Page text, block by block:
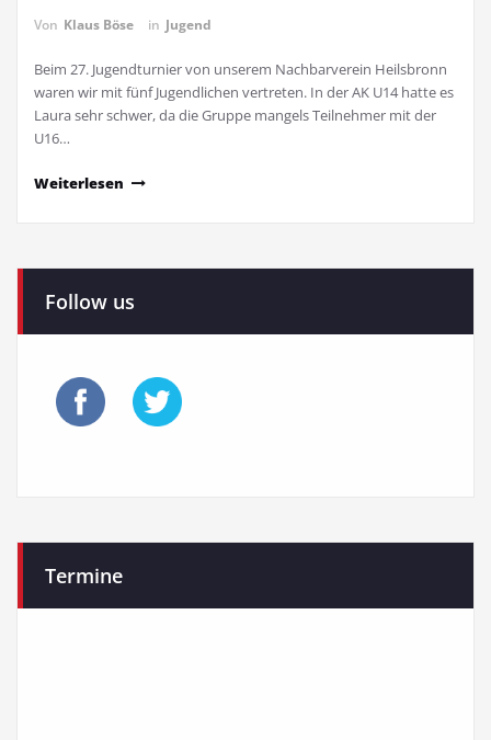
Von Klaus Böse in Jugend
Beim 27. Jugendturnier von unserem Nachbarverein Heilsbronn
waren wir mit fünf Jugendlichen vertreten. In der AK U14 hatte es
Laura sehr schwer, da die Gruppe mangels Teilnehmer mit der
U16…
Weiterlesen
Follow us
Termine